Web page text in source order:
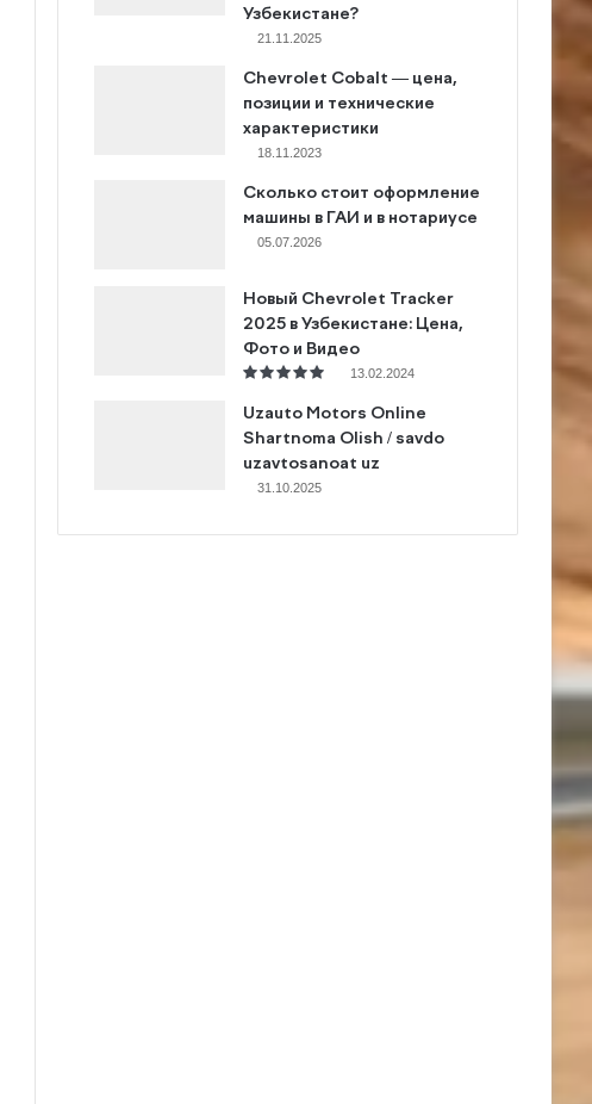
Узбекистане?
21.11.2025
Chevrolet Cobalt — цена,
позиции и технические
характеристики
18.11.2023
Сколько стоит оформление
машины в ГАИ и в нотариусе
05.07.2026
Новый Chevrolet Tracker
2025 в Узбекистане: Цена,
Фото и Видео
13.02.2024
Uzauto Motors Online
Shartnoma Olish / savdo
uzavtosanoat uz
31.10.2025